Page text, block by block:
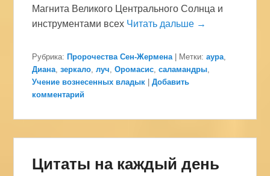
Магнита Великого Центрального Солнца и
инструментами всех Читать дальше →
Рубрика: Пророчества Сен-Жермена Метки: аура,
Диана,зеркало,луч,Оромасис,саламандры,
Учение вознесенных владык
|Добавить
комментарий
Цитаты на каждый день